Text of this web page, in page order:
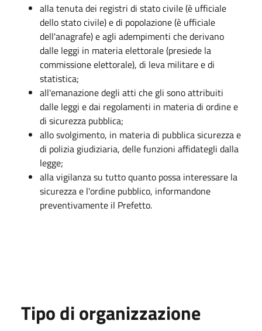
alla tenuta dei registri di stato civile (è ufficiale
dello stato civile) e di popolazione (è ufficiale
dell'anagrafe) e agli adempimenti che derivano
dalle leggi in materia elettorale (presiede la
commissione elettorale), di leva militare e di
statistica;
all'emanazione degli atti che gli sono attribuiti
dalle leggi e dai regolamenti in materia di ordine e
di sicurezza pubblica;
allo svolgimento, in materia di pubblica sicurezza e
di polizia giudiziaria, delle funzioni affidategli dalla
legge;
alla vigilanza su tutto quanto possa interessare la
sicurezza e l'ordine pubblico, informandone
preventivamente il Prefetto.
Tipo di organizzazione